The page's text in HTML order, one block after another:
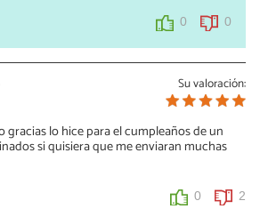
0 0
Su valoración:
gracias lo hice para el cumpleaños de un
si quisiera que me enviaran muchas
0 2